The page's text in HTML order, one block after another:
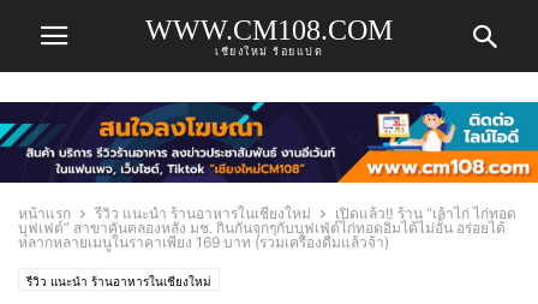
WWW.CM108.COM
เชียงใหม่ ร้อยแปด
หน้าแรก รีวิว แนะนำ ร้านอาหารในเชียงใหม่
เปิดแล้ว‼️ ร้าน “เล้าไก่ ไก่ทอด
บุฟเฟต์” สาขาคันคลองหลัง มช. กินกันจุกๆกับบุฟเฟ่ต์ไก่ทอดอิ่มได้ไม่อั้น อร่อยได้
หลากหลายเมนูในราคาเพียง 169 บาท (รวมเครื่องดื่มแล้วจ้า)
รีวิว แนะนำ ร้านอาหารในเชียงใหม่